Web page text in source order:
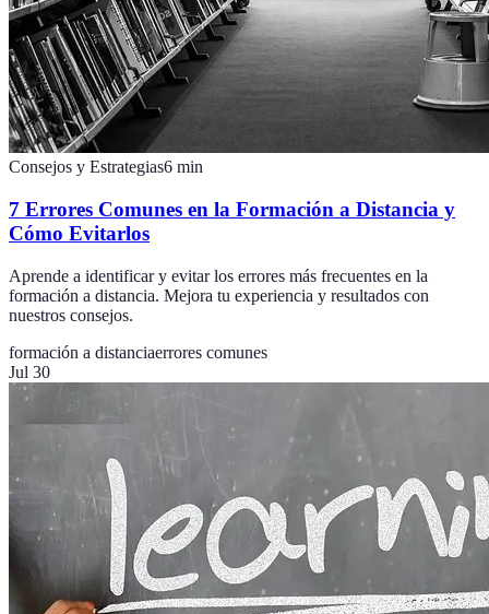
Consejos y Estrategias6 min
7 Errores Comunes en la Formación a Distancia y
Cómo Evitarlos
Aprende a identificar y evitar los errores más frecuentes en la
formación a distancia. Mejora tu experiencia y resultados con
nuestros consejos.
formación a distanciaerrores comunes
Jul 30